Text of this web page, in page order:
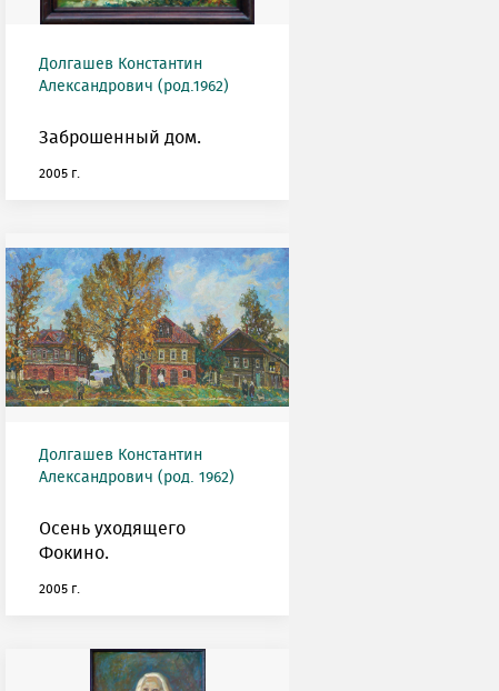
Долгашев Константин
Александрович (род.1962)
Заброшенный дом.
2005 г.
Долгашев Константин
Александрович (род. 1962)
Осень уходящего
Фокино.
2005 г.